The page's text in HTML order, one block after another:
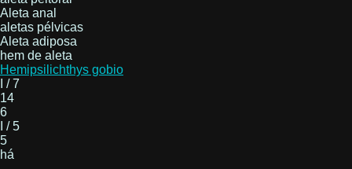
Aleta anal
aletas pélvicas
Aleta adiposa
hem de aleta
Hemipsilichthys gobio
I / 7
14
6
I / 5
5
há